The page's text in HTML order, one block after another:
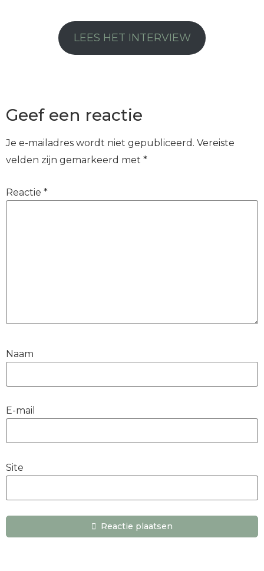
LEES HET INTERVIEW
Geef een reactie
Je e-mailadres wordt niet gepubliceerd. Vereiste
velden zijn gemarkeerd met *
Reactie *
Naam
E-mail
Site
Reactie plaatsen